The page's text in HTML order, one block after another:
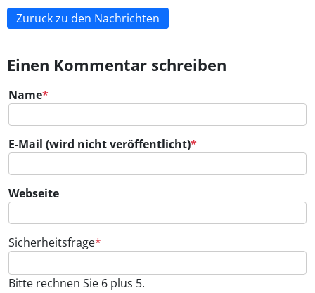
Zurück zu den Nachrichten
Einen Kommentar schreiben
Name*
E-Mail (wird nicht veröffentlicht)*
Webseite
Sicherheitsfrage*
Bitte rechnen Sie 6 plus 5.